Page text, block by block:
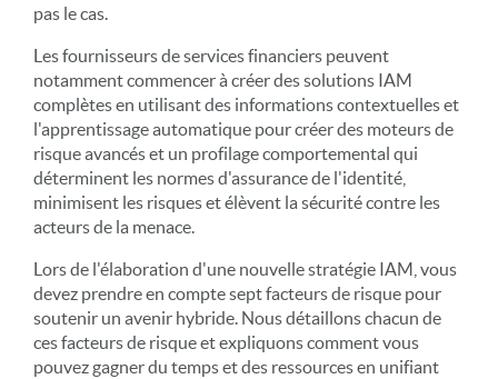
pas le cas.
Les fournisseurs de services financiers peuvent
notamment commencer à créer des solutions IAM
complètes en utilisant des informations contextuelles et
l'apprentissage automatique pour créer des moteurs de
risque avancés et un profilage comportemental qui
déterminent les normes d'assurance de l'identité,
minimisent les risques et élèvent la sécurité contre les
acteurs de la menace.
Lors de l'élaboration d'une nouvelle stratégie IAM, vous
devez prendre en compte sept facteurs de risque pour
soutenir un avenir hybride. Nous détaillons chacun de
ces facteurs de risque et expliquons comment vous
pouvez gagner du temps et des ressources en unifiant